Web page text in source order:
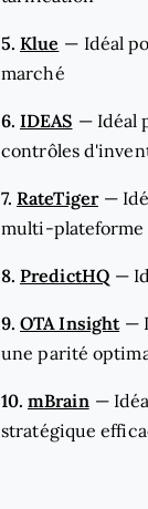
5. Klue — Idéal
marché
6. IDEAS — Idéal
contrôles
7. RateTiger —
multi-plateforme
8. PredictHQ —
9. OTA Insight —
une parité
10. mBrain —
stratégique